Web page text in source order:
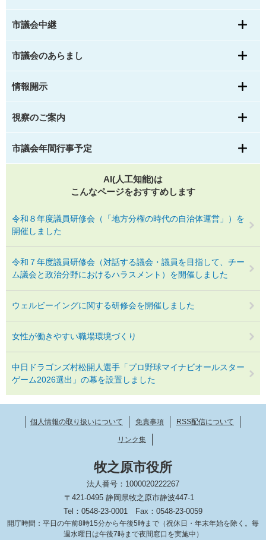
市議会中継
市議会のあらまし
情報開示
視察のご案内
市議会年間行事予定
AI(人工知能)は
こんなページをおすすめします
令和８年度議員研修会（「地方分権の時代の自治体運営」）を
開催しました
令和７年度議員研修会（対話する議会・議員を目指して、チー
ム議会と政治分野におけるハラスメント）を開催しました
ウェルビーイングに関する研修会を開催しました
女性が働きやすい職場環境づくり
中日ドラゴンズ村松開人選手「プロ野球マイナビオールスター
ゲーム2026選出」の幕を設置しました
個人情報の取り扱いについて 免責事項 RSS配信について
リンク集
牧之原市役所
法人番号：1000020222267
〒421-0495 静岡県牧之原市静波447-1
Tel：0548-23-0001
Fax：0548-23-0059
開庁時間：平日の午前8時15分から午後5時まで（祝休日・年末年始を除く。毎
週水曜日は午後7時まで夜間窓口を実施中）